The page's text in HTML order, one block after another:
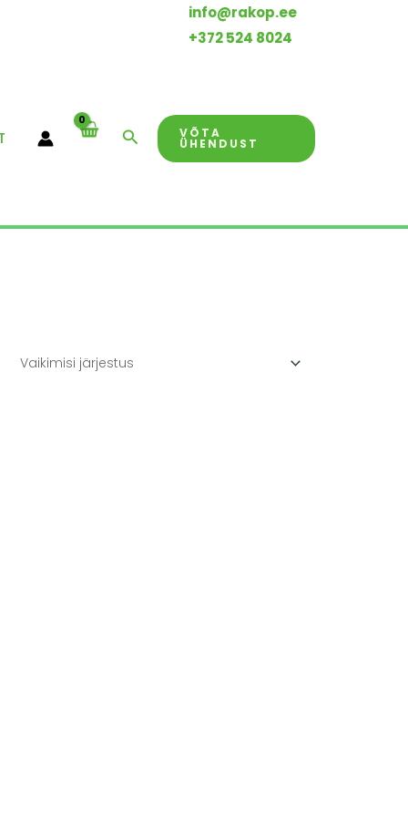
info@rakop.ee
+372 524 8024
Search VÕTA
ÜHENDUST